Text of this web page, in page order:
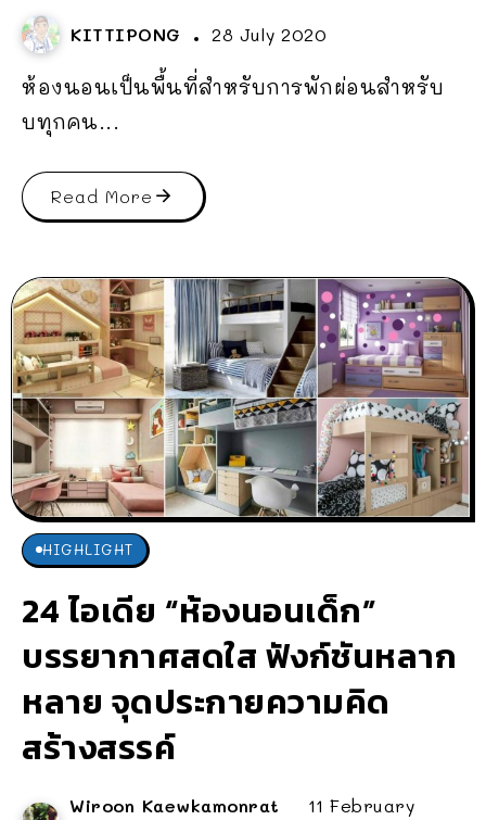
KITTIPONG 28 July 2020
ห้องนอนเป็นพื้นที่สำหรับการพักผ่อนสำหรับ
บทุกคน...
Read More
HIGHLIGHT
24 ไอเดีย “ห้องนอนเด็ก”
บรรยากาศสดใส ฟังก์ชันหลาก
หลาย จุดประกายความคิด
สร้างสรรค์
Wiroon Kaewkamonrat
11 February